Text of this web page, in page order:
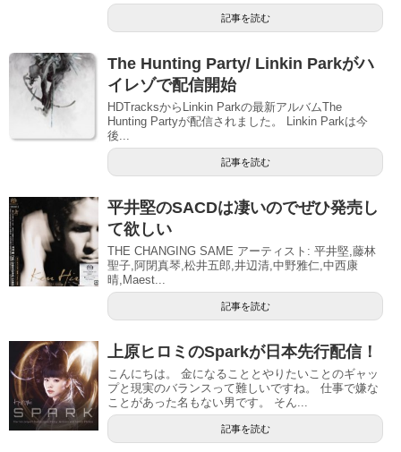
記事を読む
The Hunting Party/ Linkin Parkがハ
イレゾで配信開始
HDTracksからLinkin Parkの最新アルバムThe
Hunting Partyが配信されました。 Linkin Parkは今
後...
記事を読む
平井堅のSACDは凄いのでぜひ発売し
て欲しい
THE CHANGING SAME アーティスト: 平井堅,藤林
聖子,阿閉真琴,松井五郎,井辺清,中野雅仁,中西康
晴,Maest...
記事を読む
上原ヒロミのSparkが日本先行配信！
こんにちは。 金になることとやりたいことのギャッ
プと現実のバランスって難しいですね。 仕事で嫌な
ことがあった名もない男です。 そん...
記事を読む